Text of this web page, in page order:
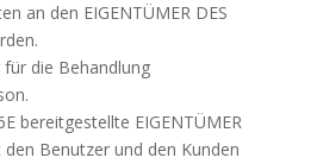
an den EIGENTÜMER DES
die Behandlung
bereitgestellte EIGENTÜMER
den Benutzer und den Kunden